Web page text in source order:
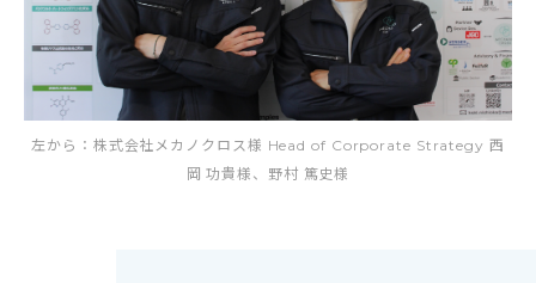
左から：株式会社メカノクロス様 Head of Corporate Strategy 西
岡 功貴様、野村 篤史様